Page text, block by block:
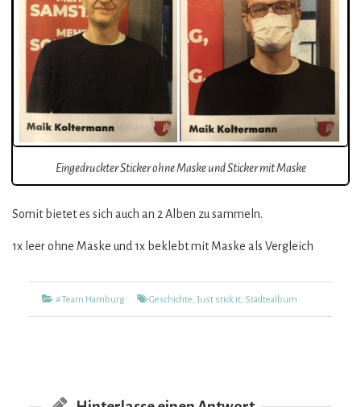
Eingedruckter Sticker ohne Maske und Sticker mit Maske
Somit bietet es sich auch an 2 Alben zu sammeln.
1x leer ohne Maske und 1x beklebt mit Maske als Vergleich
Kategorien
#Team Hamburg TagsGeschichte ,Just stick it Städtealbum